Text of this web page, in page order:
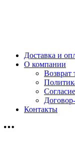
Доставка и
О компании
Возврат
Контакты